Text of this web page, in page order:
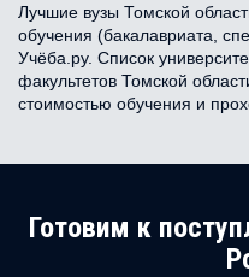
Лучшие вузы Томской
обучения (бакалавриата,
Учёба.ру. Список
факультетов Томской
стоимостью обучения и
Готовим к